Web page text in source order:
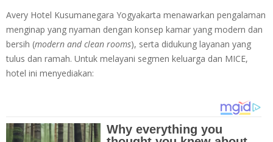
Avery Hotel Kusumanegara Yogyakarta menawarkan pengalaman
menginap yang nyaman dengan konsep kamar yang modern dan
bersih (modern and clean rooms), serta didukung layanan yang
tulus dan ramah. Untuk melayani segmen keluarga dan MICE,
hotel ini menyediakan: